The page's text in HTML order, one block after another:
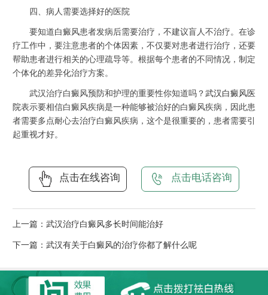
四、病人需要选择好的医院
要知道白癜风患者发病后需要治疗，不建议盲人不治疗。在诊
疗工作中，要注意患者的个体因素，不仅要对患者进行治疗，还要
帮助患者进行相关的心理疏导等。根据每个患者的不同情况，制定
个体化的差异化治疗方案。
武汉治疗白癜风预防和护理的重要性你知道吗？ 武汉白癜风医
院表示要相信白癜风疾病是一种能够被治好的白癜风疾病，因此患
者需要多点耐心去治疗白癜风疾病，这个是很重要的，患者需要引
起重视才好。
点击在线咨询 点击电话咨询
上一篇： 武汉治疗白癜风多长时间能治好
下一篇： 武汉有关于白癜风的治疗你都了解什么呢